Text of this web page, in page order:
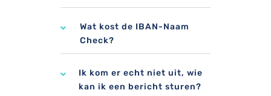
Wat kost de IBAN-Naam
Check?
Ik kom er echt niet uit, wie
kan ik een bericht sturen?